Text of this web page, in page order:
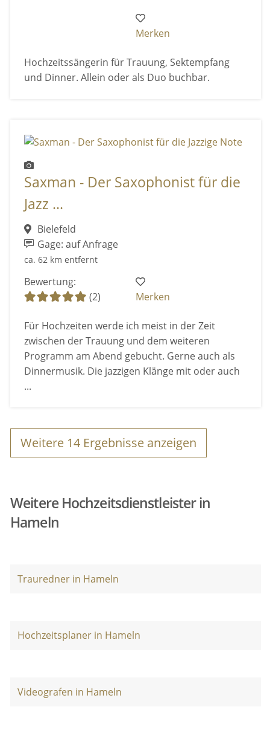
Merken
Hochzeitssängerin für Trauung, Sektempfang
und Dinner. Allein oder als Duo buchbar.
Saxman - Der Saxophonist für die
Jazz ...
Bielefeld
Gage: auf Anfrage
ca. 62 km entfernt
Bewertung:
(2)
Merken
Für Hochzeiten werde ich meist in der Zeit
zwischen der Trauung und dem weiteren
Programm am Abend gebucht. Gerne auch als
Dinnermusik. Die jazzigen Klänge mit oder auch
...
Weitere 14 Ergebnisse anzeigen
Weitere Hochzeitsdienstleister in
Hameln
Trauredner in Hameln
Hochzeitsplaner in Hameln
Videografen in Hameln